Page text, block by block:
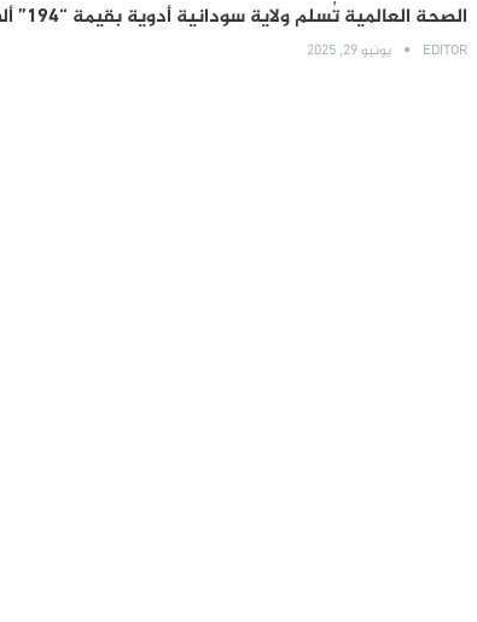
الصحة العالمية تُسلم ولاية سودانية أدوية بقيمة “194” ألف دولار
EDITOR يونيو 29, 2025